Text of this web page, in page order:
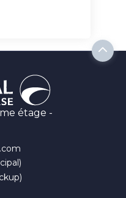
étage -